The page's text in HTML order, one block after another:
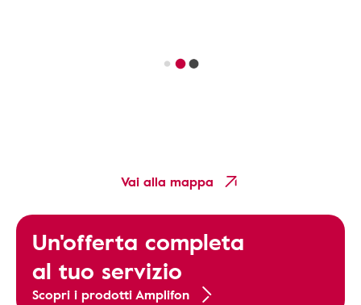
Vai alla mappa
Un'offerta completa
al tuo servizio
Scopri i prodotti Amplifon